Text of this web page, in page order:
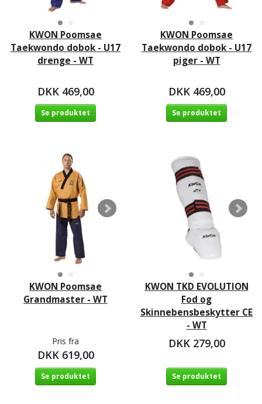
KWON Poomsae
Taekwondo dobok - U17
drenge - WT
DKK 469,00
Se produktet
KWON Poomsae
Taekwondo dobok - U17
piger - WT
DKK 469,00
Se produktet
KWON Poomsae
Grandmaster - WT
Pris fra
DKK 619,00
Se produktet
KWON TKD EVOLUTION
Fod og
Skinnebensbeskytter CE
- WT
DKK 279,00
Se produktet